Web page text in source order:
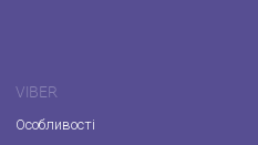
VIBER
Особливості